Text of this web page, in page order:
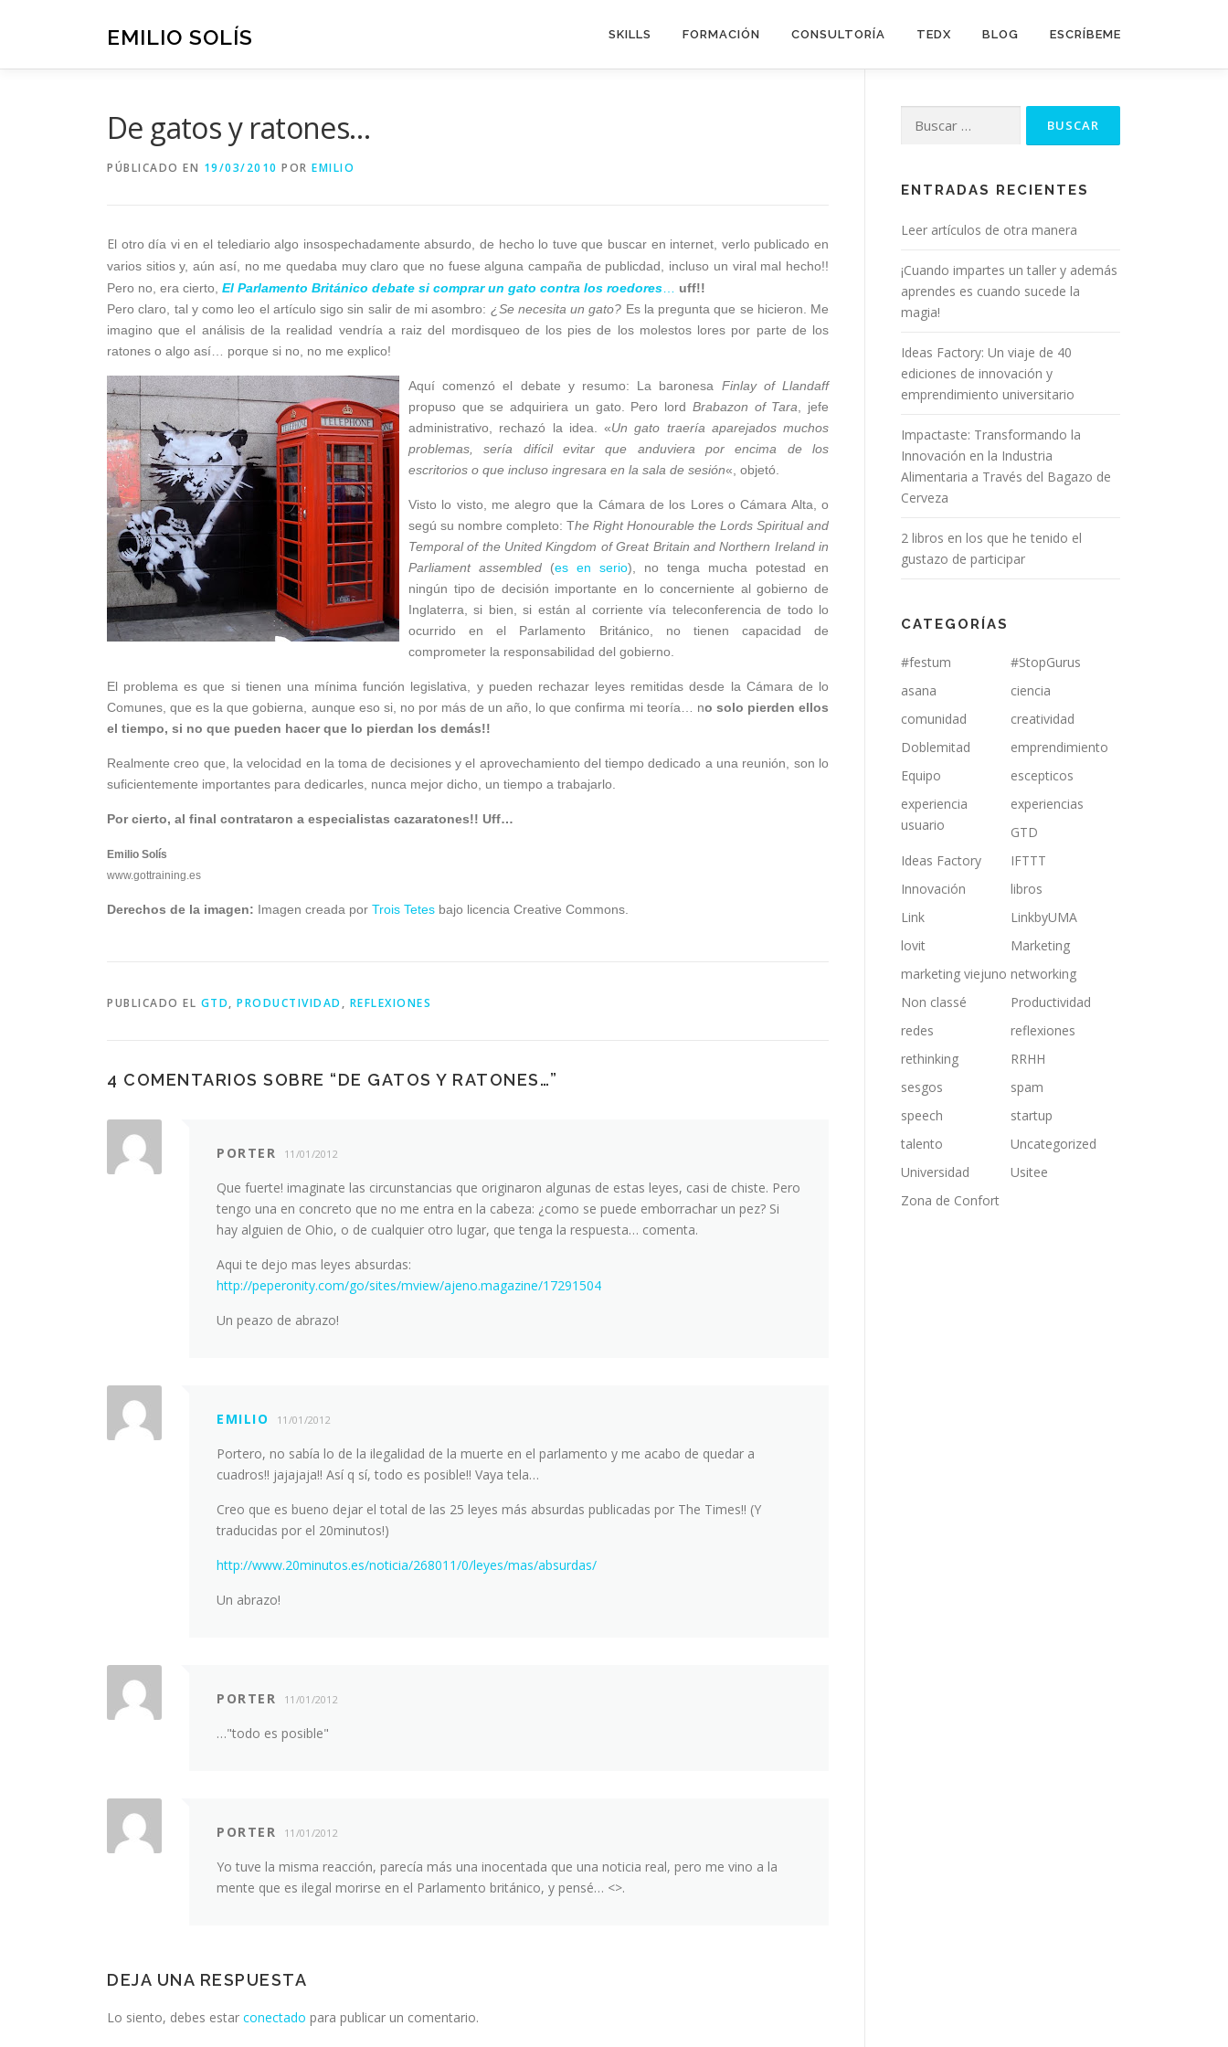
EMILIO SOLÍS SKILLS FORMACIÓN CONSULTORÍA TEDX BLOG ESCRÍBEME
De gatos y ratones…
PÚBLICADO EN 19/03/2010 POR EMILIO
El otro día vi en el telediario algo insospechadamente absurdo, de hecho lo tuve que buscar en internet, verlo publicado en
varios sitios y, aún así, no me quedaba muy claro que no fuese alguna campaña de publicdad, incluso un viral mal hecho!!
Pero no, era cierto, El Parlamento Británico debate si comprar un gato contra los roedores
uff!!
Pero claro, tal y como leo el artículo sigo sin salir de mi asombro: ¿Se necesita un gato? Es la pregunta que se hicieron. Me
imagino que el análisis de la realidad vendría a raiz del mordisqueo de los pies de los molestos lores por parte de los
ratones o algo así… porque si no, no me explico!
Aquí comenzó el debate y resumo: La baronesa Finlay of Llandaff
propuso que se adquiriera un gato. Pero lord Brabazon of Tara , jefe
administrativo, rechazó la idea. «Un gato traería aparejados muchos
problemas, sería difícil evitar que anduviera por encima de los
escritorios o que incluso ingresara en la sala de sesión«, objetó.
Visto lo visto, me alegro que la Cámara de los Lores o Cámara Alta, o
segú su nombre completo: The Right Honourable the Lords Spiritual and
Temporal of the United Kingdom of Great Britain and Northern Ireland in
Parliament assembled (es en serio), no tenga mucha potestad en
ningún tipo de decisión importante en lo concerniente al gobierno de
Inglaterra, si bien, si están al corriente vía teleconferencia de todo lo
ocurrido en el Parlamento Británico, no tienen capacidad de
comprometer la responsabilidad del gobierno.
El problema es que si tienen una mínima función legislativa, y pueden rechazar leyes remitidas desde la Cámara de lo
Comunes, que es la que gobierna, aunque eso si, no por más de un año, lo que confirma mi teoría… no solo pierden ellos
el tiempo, si no que pueden hacer que lo pierdan los demás!!
Realmente creo que, la velocidad en la toma de decisiones y el aprovechamiento del tiempo dedicado a una reunión, son lo
suficientemente importantes para dedicarles, nunca mejor dicho, un tiempo a trabajarlo.
Por cierto, al final contrataron a especialistas cazaratones!! Uff…
Emilio Solís
www.gottraining.es
Derechos de la imagen: Imagen creada por Trois Tetes bajo licencia Creative Commons.
PUBLICADO EL GTD, PRODUCTIVIDAD , REFLEXIONES
4 COMENTARIOS SOBRE “DE GATOS Y RATONES…”
PORTER 11/01/2012
Que fuerte! imaginate las circunstancias que originaron algunas de estas leyes, casi de chiste. Pero
tengo una en concreto que no me entra en la cabeza: ¿como se puede emborrachar un pez? Si
hay alguien de Ohio, o de cualquier otro lugar, que tenga la respuesta… comenta.
Aqui te dejo mas leyes absurdas:
http://peperonity.com/go/sites/mview/ajeno.magazine/17291504
Un peazo de abrazo!
EMILIO 11/01/2012
Portero, no sabía lo de la ilegalidad de la muerte en el parlamento y me acabo de quedar a
cuadros!! jajajaja!! Así q sí, todo es posible!! Vaya tela…
Creo que es bueno dejar el total de las 25 leyes más absurdas publicadas por The Times!! (Y
traducidas por el 20minutos!)
http://www.20minutos.es/noticia/268011/0/leyes/mas/absurdas/
Un abrazo!
PORTER 11/01/2012
…"todo es posible"
PORTER 11/01/2012
Yo tuve la misma reacción, parecía más una inocentada que una noticia real, pero me vino a la
mente que es ilegal morirse en el Parlamento británico, y pensé… <>.
DEJA UNA RESPUESTA
Lo siento, debes estar conectado para publicar un comentario.
ENTRADAS RECIENTES
Leer artículos de otra manera
¡Cuando impartes un taller y además
aprendes es cuando sucede la
magia!
Ideas Factory: Un viaje de 40
ediciones de innovación y
emprendimiento universitario
Impactaste: Transformando la
Innovación en la Industria
Alimentaria a Través del Bagazo de
Cerveza
2 libros en los que he tenido el
gustazo de participar
CATEGORÍAS
#festum
#StopGurus
asana
ciencia
comunidad
creatividad
Doblemitad
emprendimiento
Equipo
escepticos
experiencia
usuario
experiencias
GTD
Ideas Factory
IFTTT
Innovación
libros
Link
LinkbyUMA
lovit
Marketing
marketing viejuno networking
Non classé
Productividad
redes
reflexiones
rethinking
RRHH
sesgos
spam
speech
startup
talento
Uncategorized
Universidad
Usitee
Zona de Confort